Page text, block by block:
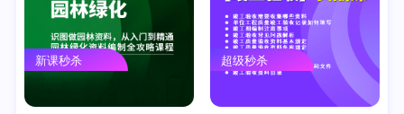
新课秒杀 超级秒杀